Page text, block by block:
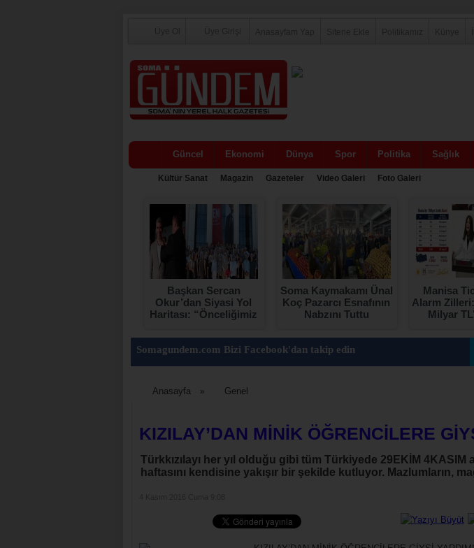
Güncel Ekonomi Dünya Spor Politika Sağlık
Kültür Sanat Magazin Gazeteler Video Galeri Foto Galeri
Başkan Sercan
Okur’dan Siyasi Yol
Haritası: “Önceliğimiz
Soma”
Soma Kaymakamı Ünal
Koç Pazarcı Esnafının
Nabzını Tuttu
Manisa
Alarm
Milyar
Somagundem.com Bizi Facebook'dan takip edin
Anasayfa » Genel
KIZILAY’DAN MİNİK ÖĞRENCİLERE
Türkkızılayı her yıl olduğu gibi tüm Türkiyede 29EKİM 4KASIM
haftasını kendisine yakışır bir şekilde kutluyor. Mazlumların,